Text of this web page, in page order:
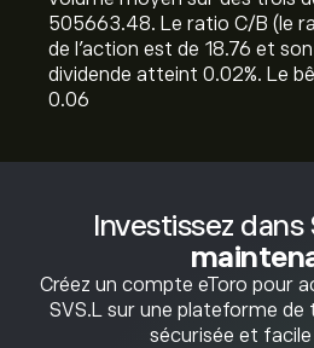
Investissez dans
Créez un compte eToro pour
SVS.L sur une plateforme
sécurisée et facile
505663.48. Le ratio C/B (le
de l'action est de 18.76 et
dividende atteint 0.02%. Le
0.06